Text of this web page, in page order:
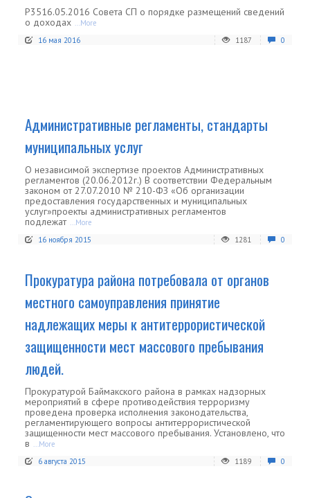
Р3516.05.2016 Совета СП о порядке размещений сведений
о доходах ...More
16 мая 2016
1187 0
Административные регламенты, стандарты
муниципальных услуг
О независимой экспертизе проектов Административных
регламентов (20.06.2012г.) В соответствии Федеральным
законом от 27.07.2010 № 210-ФЗ «Об организации
предоставления государственных и муниципальных
услуг»проекты административных регламентов
подлежат ...More
16 ноября 2015
1281 0
Прокуратура района потребовала от органов
местного самоуправления принятие
надлежащих меры к антитеррористической
защищенности мест массового пребывания
людей.
Прокуратурой Баймакского района в рамках надзорных
мероприятий в сфере противодействия терроризму
проведена проверка исполнения законодательства,
регламентирующего вопросы антитеррористической
защищенности мест массового пребывания. Установлено, что
в ...More
6 августа 2015
1189 0